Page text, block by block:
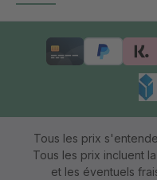
Tous les prix
Tous les prix incluent
et les éventuels